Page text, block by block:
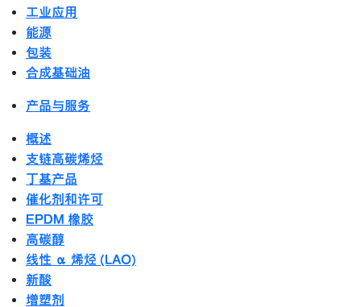
工业应用
能源
包装
合成基础油
产品与服务
概述
支链高碳烯烃
丁基产品
催化剂和许可
EPDM 橡胶
高碳醇
线性 α 烯烃 (LAO)
新酸
增塑剂